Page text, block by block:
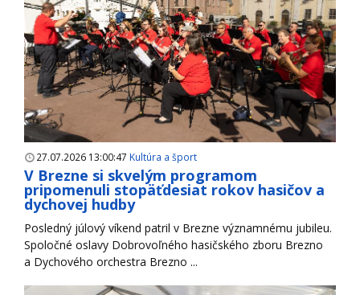
27.07.2026 13:00:47 Kultúra a šport
V Brezne si skvelým programom
pripomenuli stopäťdesiat rokov hasičov a
dychovej hudby
Posledný júlový víkend patril v Brezne významnému jubileu.
Spoločné oslavy Dobrovoľného hasičského zboru Brezno
a Dychového orchestra Brezno ...